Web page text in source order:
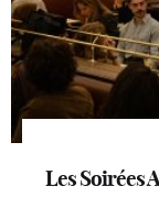
Les Soirées